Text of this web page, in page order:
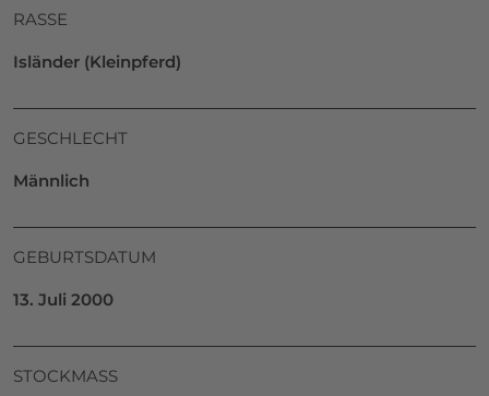
RASSE
Isländer (Kleinpferd)
GESCHLECHT
Männlich
GEBURTSDATUM
13. Juli 2000
STOCKMASS